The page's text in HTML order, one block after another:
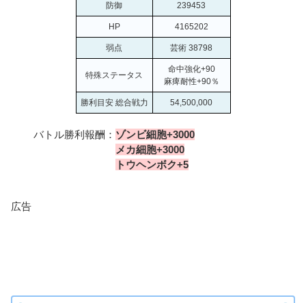
防御 239453
HP 4165202
弱点 芸術 38798
特殊ステータス
命中強化+90
麻痺耐性+90％
勝利目安 総合戦力 54,500,000
バトル勝利報酬： ゾンビ細胞+3000
メカ細胞+3000
トウヘンボク+5
広告